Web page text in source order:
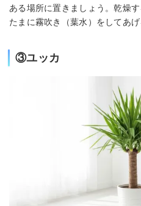
ある場所に置きましょう。乾燥
たまに霧吹き（葉水）をしてあ
③ユッカ